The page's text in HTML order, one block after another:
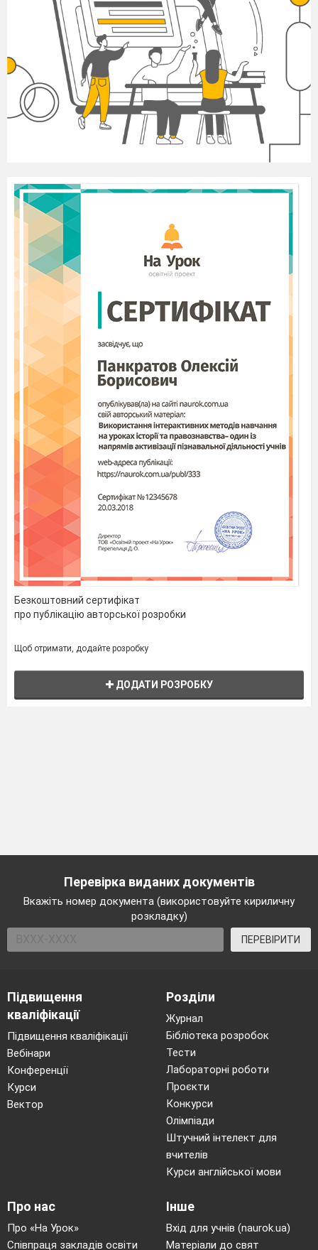
Безкоштовний сертифікат
про публікацію авторської розробки
Щоб отримати, додайте розробку
ДОДАТИ РОЗРОБКУ
Перевірка виданих документів
Вкажіть номер документа (використовуйте кириличну
розкладку)
ПЕРЕВІРИТИ
Підвищення
кваліфікації
Підвищення кваліфікації
Вебінари
Конференції
Курси
Вектор
Розділи
Журнал
Бібліотека розробок
Тести
Лабораторні роботи
Проєкти
Конкурси
Олімпіади
Штучний інтелект для
вчителів
Курси англійської мови
Про нас
Про «На Урок»
Співпраця закладів освіти
Інше
Вхід для учнів (naurok.ua)
Матеріали до свят